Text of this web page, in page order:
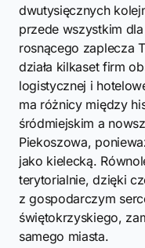
dwutysięcznych
przede wszystkim
rosnącego zaplecza
działa kilkaset firm
logistycznej i
ma różnicy między
śródmiejskim a
Piekoszowa,
jako kielecką.
terytorialnie, dzięki
z gospodarczym
świętokrzyskiego,
samego miasta.